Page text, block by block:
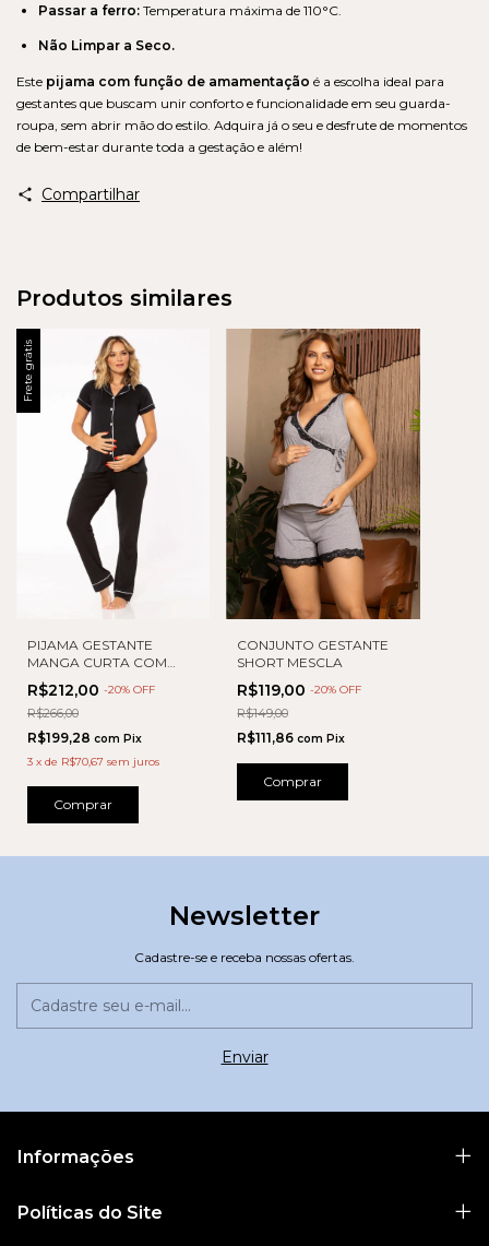
Passar a ferro: Temperatura máxima de 110°C.
Não Limpar a Seco.
Este pijama com função de amamentação é a escolha ideal para
gestantes que buscam unir conforto e funcionalidade em seu guarda-
roupa, sem abrir mão do estilo. Adquira já o seu e desfrute de momentos
de bem-estar durante toda a gestação e além!
Compartilhar
Produtos similares
Frete grátis
PIJAMA GESTANTE
MANGA CURTA COM
DETALHE VIVO
R$212,00 -20% OFF
R$266,00
R$199,28 com Pix
3 x de R$70,67 sem juros
Comprar
CONJUNTO GESTANTE
SHORT MESCLA
R$119,00-20% OFF
R$149,00
R$111,86com Pix
Comprar
Newsletter
Cadastre-se e receba nossas ofertas.
Informações
Políticas do Site